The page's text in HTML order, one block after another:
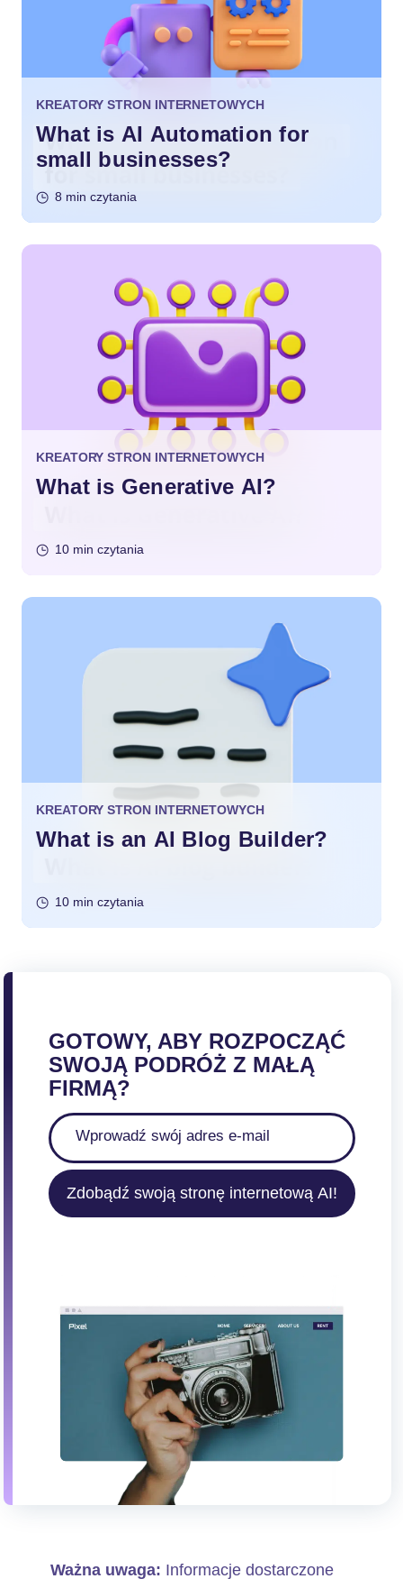
KREATORY STRON INTERNETOWYCH
What is AI Automation for
small businesses?
8 min czytania
KREATORY STRON INTERNETOWYCH
What is Generative AI?
10 min czytania
KREATORY STRON INTERNETOWYCH
What is an AI Blog Builder?
10 min czytania
GOTOWY, ABY ROZPOCZĄĆ
SWOJĄ PODRÓŻ Z MAŁĄ
FIRMĄ?
Zdobądź swoją stronę internetową AI!
Ważna uwaga: Informacje dostarczone